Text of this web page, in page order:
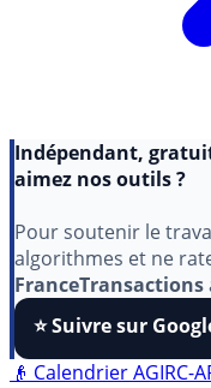
aimez nos outils ?
Pour soutenir le
algorithmes et ne
FranceTransactions
⭐️ Suivre sur